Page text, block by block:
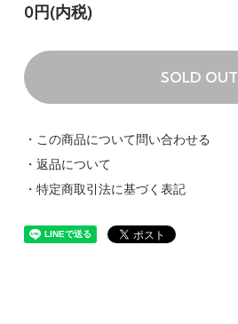
0円(内税)
SOLD OUT
・この商品について問い合わせる
・返品について
・特定商取引法に基づく表記